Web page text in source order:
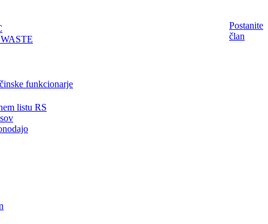
funkcionarje
listu RS
Postanite
član